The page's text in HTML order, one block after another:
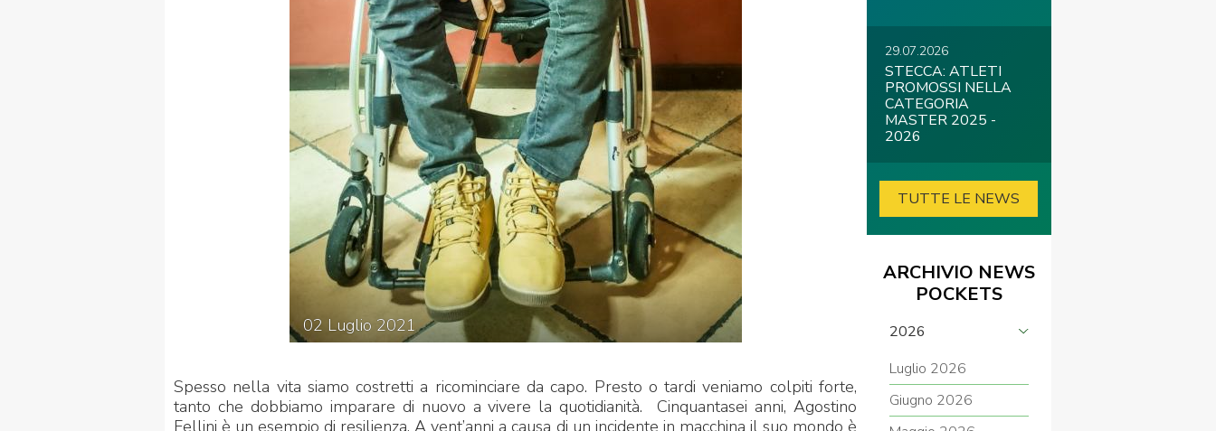
02 Luglio 2021
Spesso nella vita siamo costretti a ricominciare da capo. Presto o tardi veniamo colpiti forte,
tanto che dobbiamo imparare di nuovo a vivere la quotidianità. Cinquantasei anni, Agostino
Fellini è un esempio di resilienza. A vent’anni a causa di un incidente in macchina il suo mondo è
29.07.2026
STECCA: ATLETI
PROMOSSI NELLA
CATEGORIA
MASTER 2025 -
2026
TUTTE LE NEWS
ARCHIVIO NEWS
POCKETS
2026
Luglio 2026
Giugno 2026